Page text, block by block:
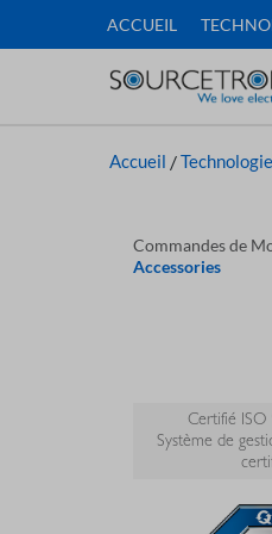
ACCUEIL
Accueil /
Commandes de
Accessories
Certifié ISO
Système de